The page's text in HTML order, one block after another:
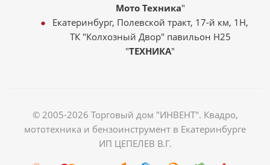
Мото Техника"
Екатеринбург, Полевской тракт, 17-й км, 1Н,
ТК "Колхозный Двор" павильон Н25
"ТЕХНИКА"
© 2005-2026 Торговый дом "ИНВЕНТ". Квадро,
мототехника и бензоинструмент в Екатеринбурге
ИП ЦЕПЕЛЕВ В.Г.